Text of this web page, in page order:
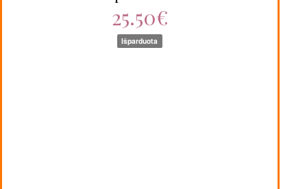
25.50€
Išparduota